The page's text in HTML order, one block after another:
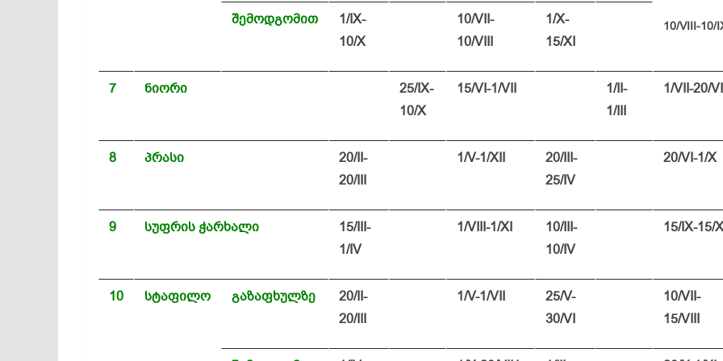
10/VIII-10/
შემოდგომით
1/IX-
10/X
10/VII-
10/VIII
1/X-
15/XI
7 ნიორი
25/IX-
10/X
15/VI-1/VII
1/II-
1/III
1/VII-20/
8 პრასი
20/II-
20/III
1/V-1/XII
20/III-
25/IV
20/VI-1/X
9 სუფრის ჭარხალი
15/III-
1/IV
1/VIII-1/XI
10/III-
10/IV
15/IX-15/X
10 სტაფილო გაზაფხულზე
20/II-
20/III
1/V-1/VII
25/V-
30/VI
10/VII-
15/VIII